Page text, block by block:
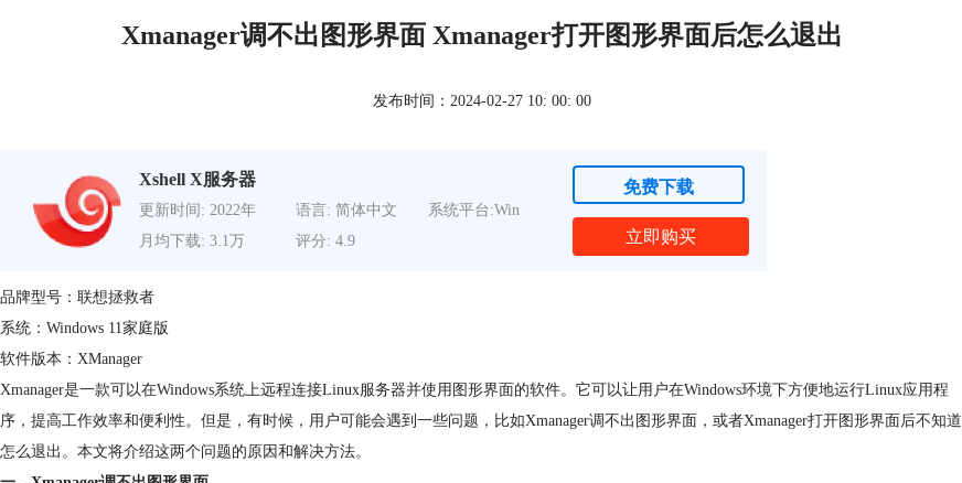
Xmanager调不出图形界面 Xmanager打开图形界面后怎么退出
发布时间：2024-02-27 10: 00: 00
Xshell X服务器
更新时间: 2022年 语言: 简体中文
系统平台:Win
月均下载: 3.1万
评分: 4.9
免费下载
立即购买
品牌型号：联想拯救者
系统：Windows 11家庭版
软件版本：XManager
Xmanager是一款可以在Windows系统上远程连接Linux服务器并使用图形界面的软件。它可以让用户在Windows环境下方便地运行Linux应用程
序，提高工作效率和便利性。但是，有时候，用户可能会遇到一些问题，比如Xmanager调不出图形界面，或者Xmanager打开图形界面后不知道
怎么退出。本文将介绍这两个问题的原因和解决方法。